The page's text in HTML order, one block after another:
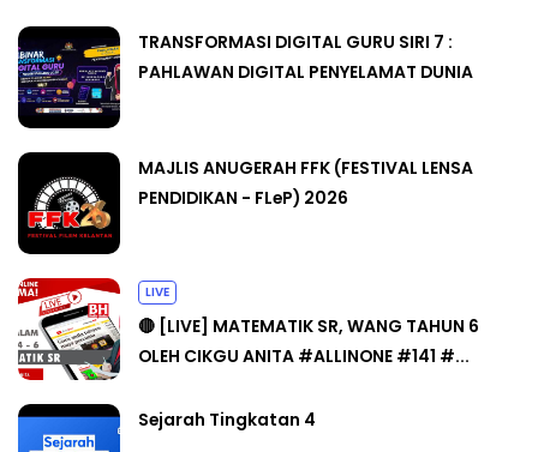
TRANSFORMASI DIGITAL GURU SIRI 7 :
PAHLAWAN DIGITAL PENYELAMAT DUNIA
MAJLIS ANUGERAH FFK (FESTIVAL LENSA
PENDIDIKAN - FLeP) 2026
LIVE
🔴 [LIVE] MATEMATIK SR, WANG TAHUN 6
OLEH CIKGU ANITA #ALLINONE #141 #...
Sejarah Tingkatan 4